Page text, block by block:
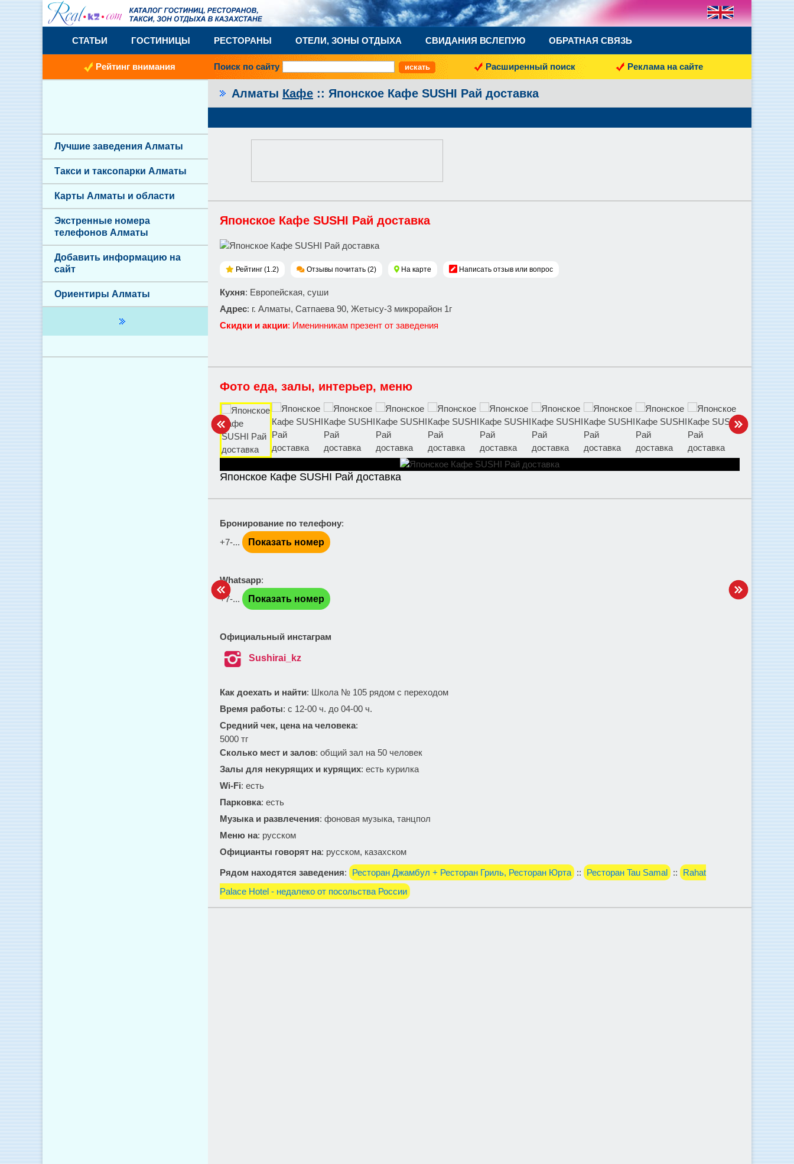
СТАТЬИ ГОСТИНИЦЫ РЕСТОРАНЫ ОТЕЛИ, ЗОНЫ ОТДЫХА СВИДАНИЯ ВСЛЕПУЮ ОБРАТНАЯ СВЯЗЬ
Рейтинг внимания Поиск по сайту Расширенный поиск Реклама на сайте
Алматы Кафе :: Японское Кафе SUSHI Рай доставка
Японское Кафе SUSHI Рай доставка
Рейтинг (1.2) Отзывы почитать (2) На карте Написать отзыв или вопрос
Кухня: Европейская, суши
Адрес: г. Алматы, Сатпаева 90, Жетысу-3 микрорайон 1г
Скидки и акции: Именинникам презент от заведения
Фото еда, залы, интерьер, меню
Японское Кафе SUSHI Рай доставка
Бронирование по телефону:
+7-...
Показать номер
Whatsapp:
+7-...
Показать номер
Официальный инстаграм
 Sushirai_kz
Как доехать и найти: Школа № 105 рядом с переходом
Время работы: с 12-00 ч. до 04-00 ч.
Средний чек, цена на человека:
5000 тг
Сколько мест и залов: общий зал на 50 человек
Залы для некурящих и курящих: есть курилка
Wi-Fi: есть
Парковка: есть
Музыка и развлечения: фоновая музыка, танцпол
Меню на: русском
Официанты говорят на: русском, казахском
Рядом находятся заведения: Ресторан Джамбул + Ресторан Гриль, Ресторан Юрта :: Ресторан Tau Samal ::
Rahat
Palace Hotel - недалеко от посольства России
Лучшие заведения Алматы
Такси и таксопарки Алматы
Карты Алматы и области
Экстренные номера
телефонов Алматы
Добавить информацию на
сайт
Ориентиры Алматы